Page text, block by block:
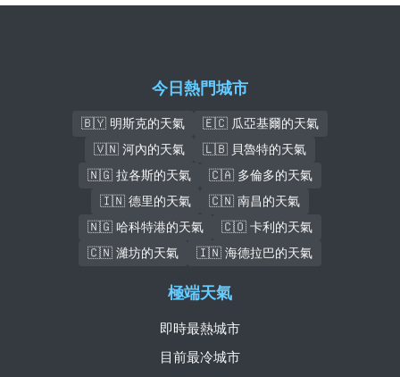
今日熱門城市
🇧🇾 明斯克的天氣
🇪🇨 瓜亞基爾的天氣
🇻🇳 河內的天氣
🇱🇧 貝魯特的天氣
🇳🇬 拉各斯的天氣
🇨🇦 多倫多的天氣
🇮🇳 德里的天氣
🇨🇳 南昌的天氣
🇳🇬 哈科特港的天氣
🇨🇴 卡利的天氣
🇨🇳 濰坊的天氣
🇮🇳 海德拉巴的天氣
極端天氣
即時最熱城市
目前最冷城市